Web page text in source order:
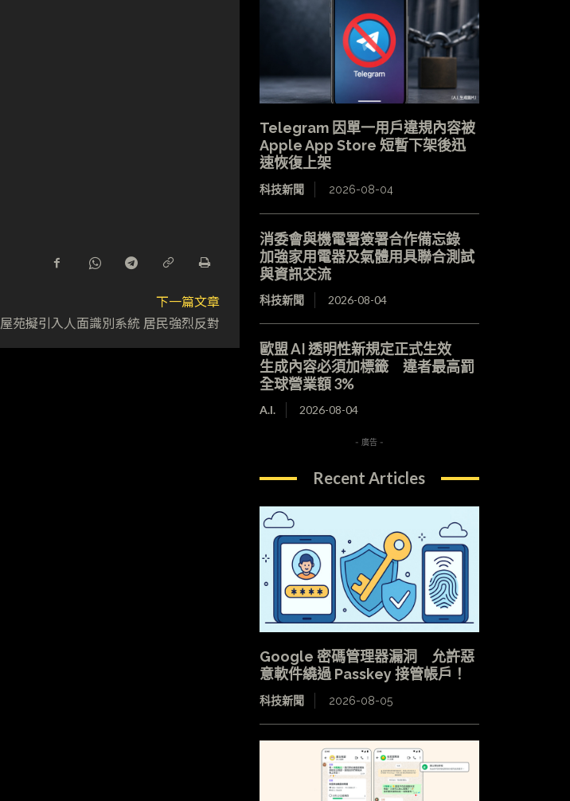
下一篇文章
屋苑擬引入人面識別系統 居民強烈反對
Telegram 因單一用戶違規內容被
Apple App Store 短暫下架後迅
速恢復上架
科技新聞 2026-08-04
消委會與機電署簽署合作備忘錄
加強家用電器及氣體用具聯合測試
與資訊交流
科技新聞 2026-08-04
歐盟 AI 透明性新規定正式生效
生成內容必須加標籤 違者最高罰
全球營業額 3%
A.I. 2026-08-04
- 廣告 -
Recent Articles
Google 密碼管理器漏洞 允許惡
意軟件繞過 Passkey 接管帳戶！
科技新聞 2026-08-05